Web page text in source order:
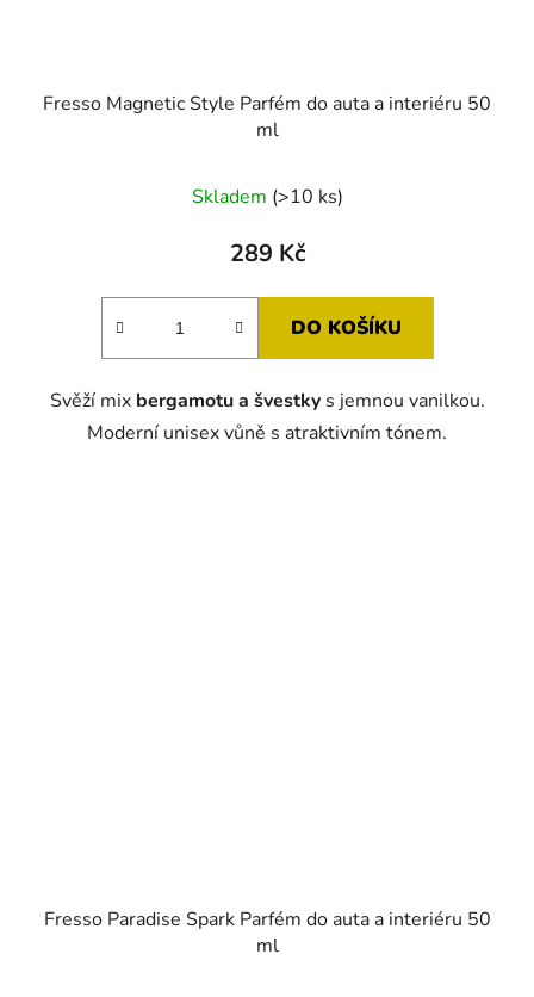
Fresso Magnetic Style Parfém do auta a interiéru 50
ml
Skladem (>10 ks)
289 Kč
DO KOŠÍKU
Svěží mix bergamotu a švestkys jemnou vanilkou.
Moderní unisex vůně s atraktivním tónem.
Fresso Paradise Spark Parfém do auta a interiéru 50
ml